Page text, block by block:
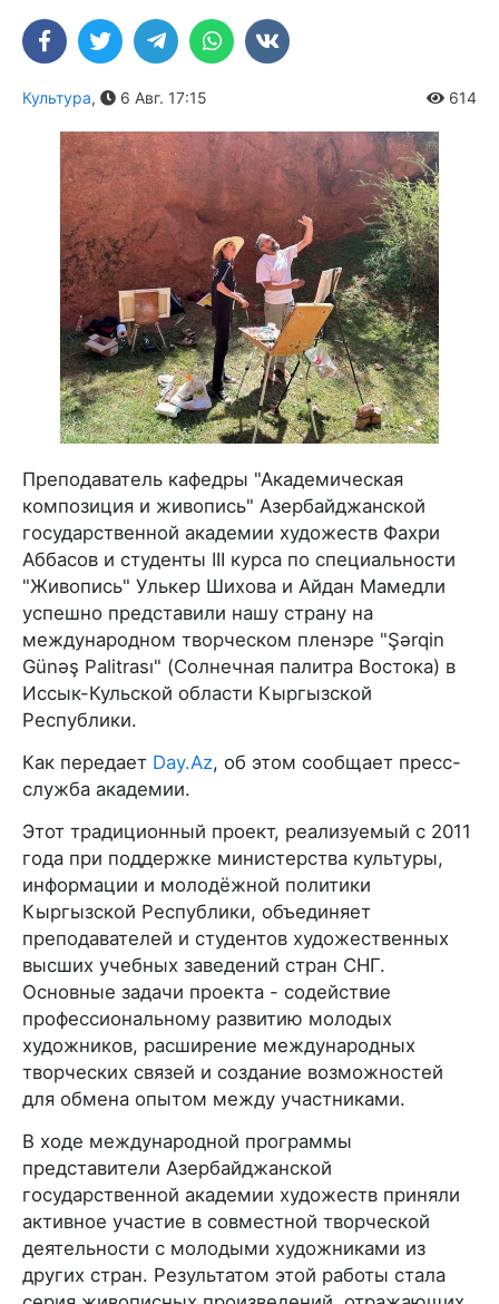
Культура, 6 Авг. 17:15 614
Преподаватель кафедры "Академическая
композиция и живопись" Азербайджанской
государственной академии художеств Фахри
Аббасов и студенты III курса по специальности
"Живопись" Улькер Шихова и Айдан Мамедли
успешно представили нашу страну на
международном творческом пленэре "Şərqin
Günəş Palitrası" (Солнечная палитра Востока) в
Иссык-Кульской области Кыргызской
Республики.
Как передает Day.Az, об этом сообщает пресс-
служба академии.
Этот традиционный проект, реализуемый с 2011
года при поддержке министерства культуры,
информации и молодёжной политики
Кыргызской Республики, объединяет
преподавателей и студентов художественных
высших учебных заведений стран СНГ.
Основные задачи проекта - содействие
профессиональному развитию молодых
художников, расширение международных
творческих связей и создание возможностей
для обмена опытом между участниками.
В ходе международной программы
представители Азербайджанской
государственной академии художеств приняли
активное участие в совместной творческой
деятельности с молодыми художниками из
других стран. Результатом этой работы стала